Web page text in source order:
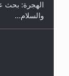
الهجرة: بحث
والسلام...